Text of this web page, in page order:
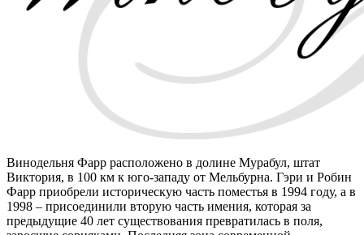
Винодельня Фарр расположено в долине Мурабул, штат
Виктория, в 100 км к юго-западу от Мельбурна. Гэри и Робин
Фарр приобрели историческую часть поместья в 1994 году, а в
1998 – присоединили вторую часть имения, которая за
предыдущие 40 лет существования превратилась в поля,